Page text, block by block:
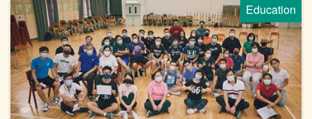
Education